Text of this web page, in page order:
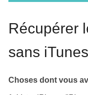
Récupérer
sans iTunes
Choses dont vous